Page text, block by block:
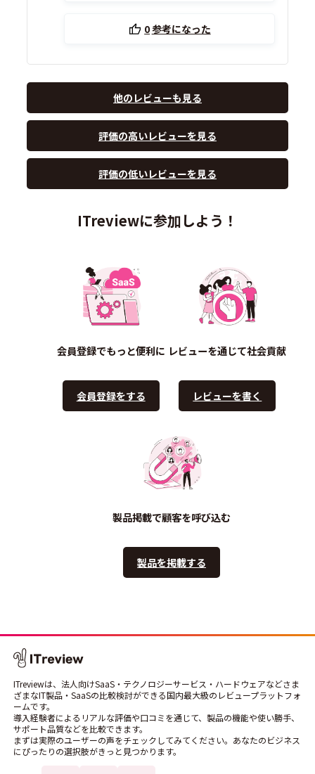
0参考になった
他のレビューも見る
評価の高いレビューを見る
評価の低いレビューを見る
ITreviewに参加しよう！
会員登録でもっと便利に
会員登録をする
レビューを通じて社会貢献
レビューを書く
製品掲載で顧客を呼び込む
製品を掲載する
ITreviewは、法人向けSaaS・テクノロジーサービス・ハードウェアなどさま
ざまなIT製品・SaaSの比較検討ができる国内最大級のレビュープラットフォ
ームです。
導入経験者によるリアルな評価や口コミを通じて、製品の機能や使い勝手、
サポート品質などを比較できます。
まずは実際のユーザーの声をチェックしてみてください。あなたのビジネス
にぴったりの選択肢がきっと見つかります。